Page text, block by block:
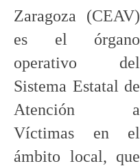
Zaragoza (CEAV)
es el órgano
operativo del
Sistema Estatal de
Atención a
Víctimas en el
ámbito local, que